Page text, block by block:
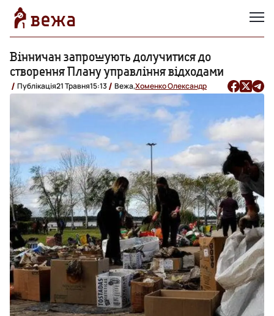
Вінничан запрошують долучитися до
створення Плану управління відходами
Публікація21 Травня15:13 Вежа,Хоменко Олександр